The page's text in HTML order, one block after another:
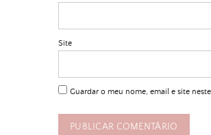
Site
Guardar o meu nome, email e site